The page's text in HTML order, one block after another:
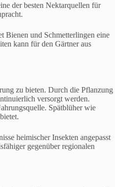
der besten Nektarquellen für
Bienen und Schmetterlingen eine
kann für den Gärtner aus
zu bieten. Durch die Pflanzung
versorgt werden.
Spätblüher wie
heimischer Insekten angepasst
gegenüber regionalen